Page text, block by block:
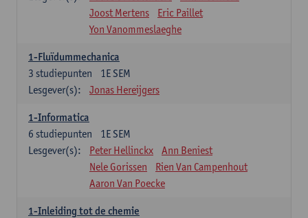
Joost Mertens
Eric Paillet
Yon Vanommeslaeghe
1-Fluïdummechanica
1E SEM
3 studiepunten
Lesgever(s):
Jonas Hereijgers
1-Informatica
1E SEM
6 studiepunten
Lesgever(s):
Peter Hellinckx
Ann Beniest
Nele Gorissen
Rien Van Campenhout
Aaron Van Poecke
1-Inleiding tot de chemie